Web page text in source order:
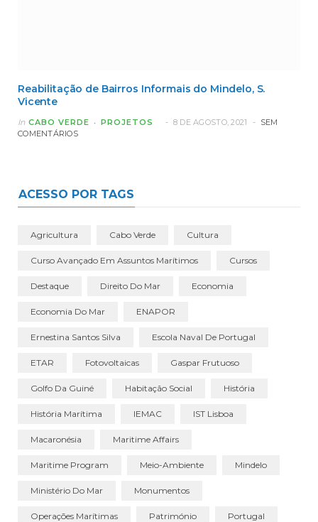
Reabilitação de Bairros Informais do Mindelo, S.
Vicente
In CABO VERDE PROJETOS 8 DE AGOSTO, 2021
SEM
COMENTÁRIOS
ACESSO POR TAGS
Agricultura Cabo Verde Cultura
Curso Avançado Em Assuntos Marítimos Cursos
Destaque Direito Do Mar Economia
Economia Do Mar ENAPOR
Ernestina Santos Silva Escola Naval De Portugal
ETAR Fotovoltaicas Gaspar Frutuoso
Golfo Da Guiné Habitação Social História
História Marítima IEMAC IST Lisboa
Macaronésia Maritime Affairs
Maritime Program Meio-Ambiente Mindelo
Ministério Do Mar Monumentos
Operações Marítimas Património Portugal